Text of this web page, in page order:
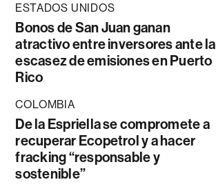
ESTADOS UNIDOS
Bonos de San Juan ganan
atractivo entre inversores ante la
escasez de emisiones en Puerto
Rico
COLOMBIA
De la Espriella se compromete a
recuperar Ecopetrol y a hacer
fracking “responsable y
sostenible”